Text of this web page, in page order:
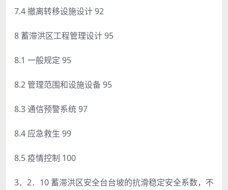
7.4 撤离转移设施设计 92
8 蓄滞洪区工程管理设计 95
8.1 一般规定 95
8.2 管理范围和设施设备 95
8.3 通信预警系统 97
8.4 应急救生 99
8.5 疫情控制 100
3．2．10 蓄滞洪区安全台台坡的抗滑稳定安全系数，不